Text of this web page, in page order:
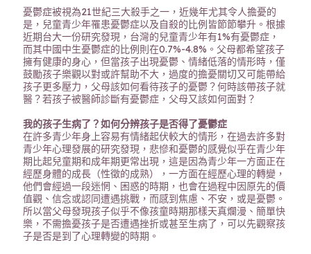
憂鬱症被視為21世紀三大殺手之一，近幾年尤其令人擔憂的
是，兒童青少年罹患憂鬱症以及自殺的比例皆節節攀升。根據
近期台大一份研究發現，台灣的兒童青少年有1%有憂鬱症，
而其中國中生憂鬱症的比例則在0.7%-4.8%。父母都希望孩子
擁有健康的身心，但當孩子出現憂鬱、情緒低落的情形時，僅
鼓勵孩子樂觀以對或許幫助不大，過度的擔憂關切又可能帶給
孩子更多壓力，父母該如何看待孩子的憂鬱？何時該帶孩子就
醫？若孩子被醫師診斷有憂鬱症，父母又該如何面對？
我的孩子生病了？如何分辨孩子是否得了憂鬱症
在許多青少年身上容易有情緒起伏較大的情形，在過去許多對
青少年心理發展的研究發現，悲慘和憂鬱的感覺似乎在青少年
期比起兒童期和成年期更常出現，這是因為青少年一方面正在
經歷身體的成長（性徵的成熟），一方面在經歷心理的轉變，
他們會經過一段迷惘、困惑的時期，也會在過程中因原先的價
值觀、信念或認同遭遇挑戰，而感到焦慮、不安，或是憂鬱。
所以當父母發現孩子似乎不像孩童時期那樣天真爛漫、簡單快
樂，不需擔憂孩子是否遭遇挫折或甚至生病了，可以先觀察孩
子是否是到了心理轉變的時期。